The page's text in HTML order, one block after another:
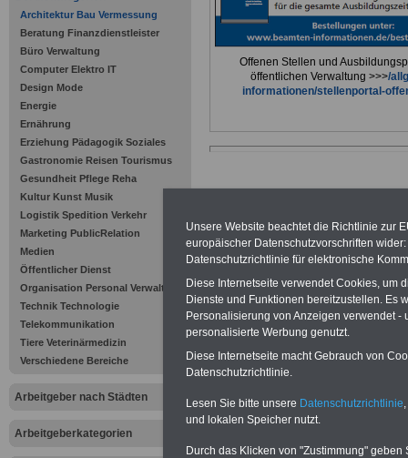
Architektur Bau Vermessung
Beratung Finanzdienstleister
Büro Verwaltung
Computer Elektro IT
Design Mode
Energie
Ernährung
Erziehung Pädagogik Soziales
Gastronomie Reisen Tourismus
Gesundheit Pflege Reha
Kultur Kunst Musik
Logistik Spedition Verkehr
Marketing PublicRelation
Medien
Öffentlicher Dienst
Organisation Personal Verwaltung
Technik Technologie
Telekommunikation
Tiere Veterinärmedizin
Verschiedene Bereiche
Arbeitgeber nach Städten
Arbeitgeberkategorien
Offenen Stellen und
öffentlichen Verwaltung >>>/
informationen/stellenportal-
Zur Übersicht
Architektur
Unsere Website beachtet die Richtlinie zur
europäischer Datenschutzvorschriften
Datenschutzrichtlinie für elektronische
Diese Internetseite verwendet Cookies, um
Dienste und Funktionen bereitzustellen. Es
Personalisierung von Anzeigen verwendet
personalisierte Werbung genutzt.
Diese Internetseite macht Gebrauch von
Datenschutzrichtlinie.
Lesen Sie bitte unsere Datenschutzrichtlinie
und lokalen Speicher nutzt.
Durch das Klicken von "Zustimmung"